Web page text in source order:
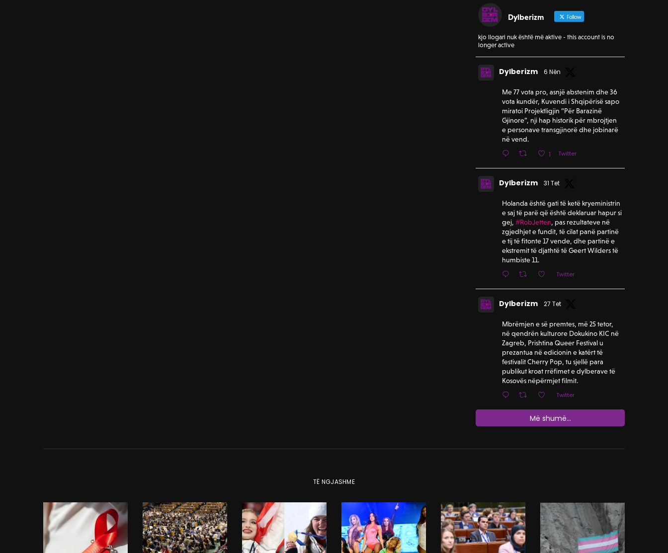
Dylberizm Follow
kjo llogari nuk është më aktive - this account is no
longer active
Dylberizm 6 Nën
Me 77 vota pro, asnjë abstenim dhe 36
vota kundër, Kuvendi i Shqipërisë sapo
miratoi Projektligjin “Për Barazinë
Gjinore”, nji hap historik për mbrojtjen
e personave transgjinorë dhe jobinarë
në vend.
1 Twitter
Dylberizm 31 Tet
Holanda është gati të ketë kryeministrin
e saj të parë që është deklaruar hapur si
gej,#RobJetten, pas rezultateve në
zgjedhjet e fundit, të cilat panë partinë
e tij të fitonte 17 vende, dhe partinë e
ekstremit të djathtë të Geert Wilders të
humbiste 11.
Twitter
Dylberizm 27 Tet
Mbrëmjen e së premtes, më 25 tetor,
në qendrën kulturore Dokukino KIC në
Zagreb, Prishtina Queer Festival u
prezantua në edicionin e katërt të
festivalit Cherry Pop, tu sjellë para
publikut kroat rrëfimet e dylberave të
Kosovës nëpërmjet filmit.
Twitter
Më shumë...
TË NGJASHME